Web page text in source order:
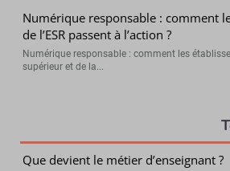
Numérique responsable : comment
de l’ESR passent à l’action ?
Numérique responsable : comment les
supérieur et de la...
Que devient le métier d’enseignant ?